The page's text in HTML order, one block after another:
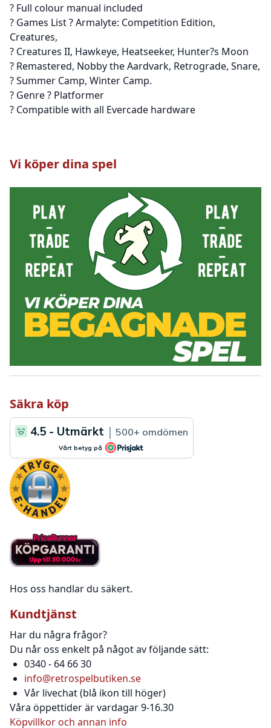
? Full colour manual included
? Games List ? Armalyte: Competition Edition,
Creatures,
? Creatures II, Hawkeye, Heatseeker, Hunter?s Moon
? Remastered, Nobby the Aardvark, Retrograde, Snare,
? Summer Camp, Winter Camp.
? Genre ? Platformer
? Compatible with all Evercade hardware
Vi köper dina spel
Säkra köp
Hos oss handlar du säkert.
Kundtjänst
Har du några frågor?
Du når oss enkelt på något av följande sätt:
0340 - 64 66 30
info@retrospelbutiken.se
Vår livechat (blå ikon till höger)
Våra öppettider är vardagar 9-16.30
Köpvillkor och annan info